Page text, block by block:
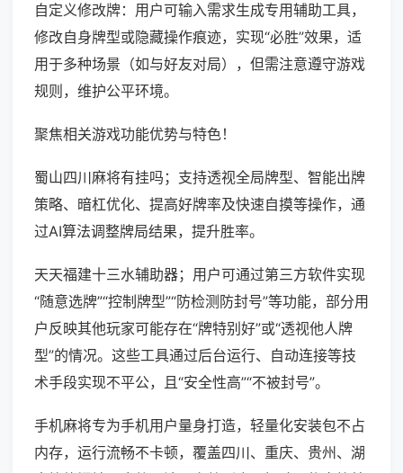
自定义修改牌：用户可输入需求生成专用辅助工具，
修改自身牌型或隐藏操作痕迹，实现“必胜”效果，适
用于多种场景（如与好友对局），但需注意遵守游戏
规则，维护公平环境。
聚焦相关游戏功能优势与特色！
蜀山四川麻将有挂吗；支持透视全局牌型、智能出牌
策略、暗杠优化、提高好牌率及快速自摸等操作，通
过AI算法调整牌局结果，提升胜率。
天天福建十三水辅助器；用户可通过第三方软件实现
“随意选牌”“控制牌型”“防检测防封号”等功能，部分用
户反映其他玩家可能存在“牌特别好”或“透视他人牌
型”的情况。这些工具通过后台运行、自动连接等技
术手段实现不平公，且“安全性高”“不被封号”。
手机麻将专为手机用户量身打造，轻量化安装包不占
内存，运行流畅不卡顿，覆盖四川、重庆、贵州、湖